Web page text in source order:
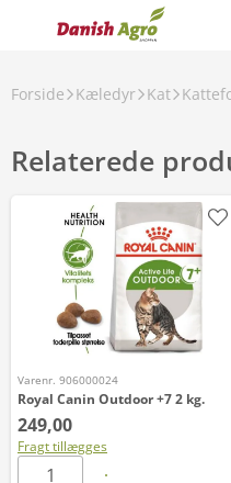
Forside Kæledyr Kat
Relaterede
Varenr. 906000024
Royal Canin Outdoor +7 2 kg.
249,00
Fragt tillægges